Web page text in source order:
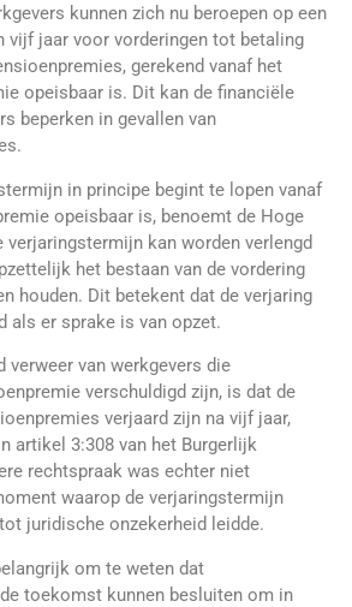
kunnen zich nu beroepen op een
vijf jaar voor vorderingen tot betaling
gerekend vanaf het
opeisbaar is. Dit kan de financiële
beperken in gevallen van
in principe begint te lopen vanaf
opeisbaar is, benoemt de Hoge
verjaringstermijn kan worden verlengd
het bestaan van de vordering
houden. Dit betekent dat de verjaring
als er sprake is van opzet.
verweer van werkgevers die
verschuldigd zijn, is dat de
verjaard zijn na vijf jaar,
artikel 3:308 van het Burgerlijk
rechtspraak was echter niet
waarop de verjaringstermijn
juridische onzekerheid leidde.
om te weten dat
toekomst kunnen besluiten om in